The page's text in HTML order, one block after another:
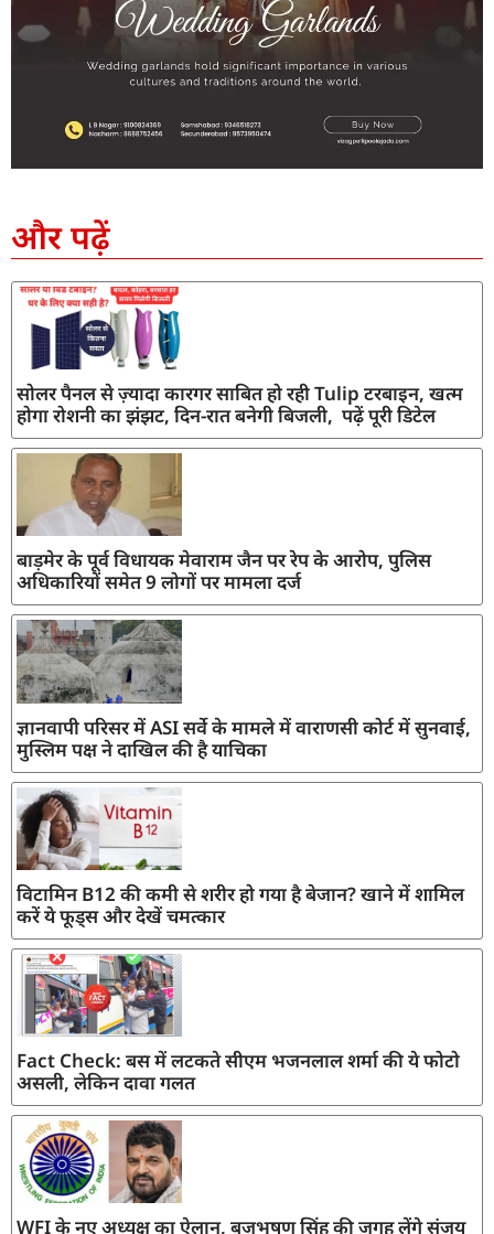
और पढ़ें
सोलर पैनल से ज़्यादा कारगर साबित हो रही Tulip टरबाइन, खत्म
होगा रोशनी का झंझट, दिन-रात बनेगी बिजली, पढ़ें पूरी डिटेल
बाड़मेर के पूर्व विधायक मेवाराम जैन पर रेप के आरोप, पुलिस
अधिकारियों समेत 9 लोगों पर मामला दर्ज
ज्ञानवापी परिसर में ASI सर्वे के मामले में वाराणसी कोर्ट में सुनवाई,
मुस्लिम पक्ष ने दाखिल की है याचिका
विटामिन B12 की कमी से शरीर हो गया है बेजान? खाने में शामिल
करें ये फूड्स और देखें चमत्कार
Fact Check: बस में लटकते सीएम भजनलाल शर्मा की ये फोटो
असली, लेकिन दावा गलत
WFI के नए अध्यक्ष का ऐलान, बृजभूषण सिंह की जगह लेंगे संजय